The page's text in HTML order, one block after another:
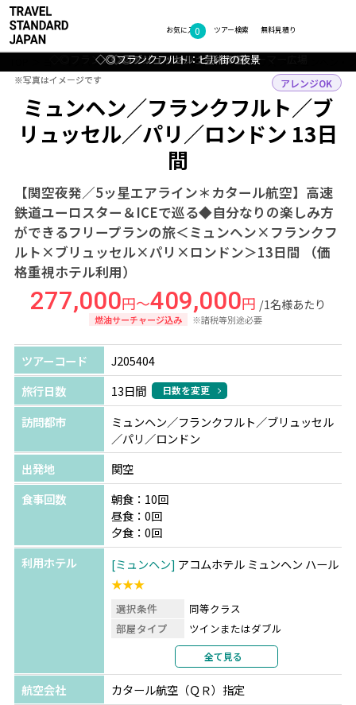
お気に入り
0 無料見積り
ツアー検索
ドイツ・ベルギー・フランス・イギリス
ミュンヘン／フランクフルト／ブ
リュッセル／パリ／ロンドン 13日
間
【関空夜発／5ッ星エアライン＊カタール航空】高速
鉄道ユーロスター＆ICEで巡る◆自分なりの楽しみ方
ができるフリープランの旅＜ミュンヘン×フランクフ
ルト×ブリュッセル×パリ×ロンドン＞13日間 （価
格重視ホテル利用）
アレンジOK
277,000円～409,000円 /1名様あたり
燃油サーチャージ込み ※諸税等別途必要
◇◎ミュンヘン：オリンピアパーク
◇◎フランクフルト：ライトアップされたレーマー広場
◇ノイシュバンシュタイン城
◇◎ブリュッセル：芸術の丘
◇◎フランクフルト：ビル街の夜景
フォトギャラリー
※写真はイメージです
※写真はイメージです
ツアーコード
J205404
旅行日数
13日間 日数を変更
訪問都市
ミュンヘン／フランクフルト／ブリュッセル
／パリ／ロンドン
出発地
関空
食事回数
朝食：10回
昼食：0回
夕食：0回
利用ホテル
ミュンヘン アコムホテル ミュンヘン ハール
★★★
選択条件
同等クラス
部屋タイプ
ツインまたはダブル
2名1室利用
部屋カテゴリ
指定なし
フランクフルト ヴィラ フロレンティーナ
全て見る
航空会社
カタール航空（ＱＲ）指定